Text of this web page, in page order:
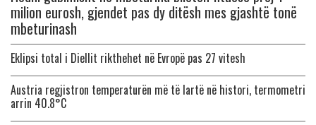
milion eurosh, gjendet pas dy ditësh mes gjashtë tonë
mbeturinash
Eklipsi total i Diellit rikthehet në Evropë pas 27 vitesh
Austria regjistron temperaturën më të lartë në histori, termometri
arrin 40.8°C